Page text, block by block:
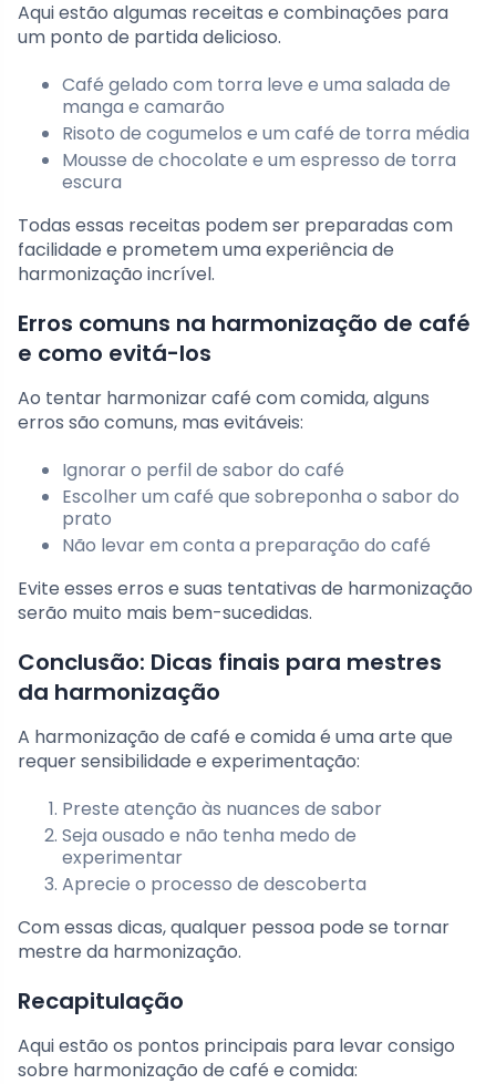
Aqui estão algumas receitas e combinações para
um ponto de partida delicioso.
Café gelado com torra leve e uma salada de
manga e camarão
Risoto de cogumelos e um café de torra média
Mousse de chocolate e um espresso de torra
escura
Todas essas receitas podem ser preparadas com
facilidade e prometem uma experiência de
harmonização incrível.
Erros comuns na harmonização de café
e como evitá-los
Ao tentar harmonizar café com comida, alguns
erros são comuns, mas evitáveis:
Ignorar o perfil de sabor do café
Escolher um café que sobreponha o sabor do
prato
Não levar em conta a preparação do café
Evite esses erros e suas tentativas de harmonização
serão muito mais bem-sucedidas.
Conclusão: Dicas finais para mestres
da harmonização
A harmonização de café e comida é uma arte que
requer sensibilidade e experimentação:
Preste atenção às nuances de sabor
Seja ousado e não tenha medo de
experimentar
Aprecie o processo de descoberta
Com essas dicas, qualquer pessoa pode se tornar
mestre da harmonização.
Recapitulação
Aqui estão os pontos principais para levar consigo
sobre harmonização de café e comida: